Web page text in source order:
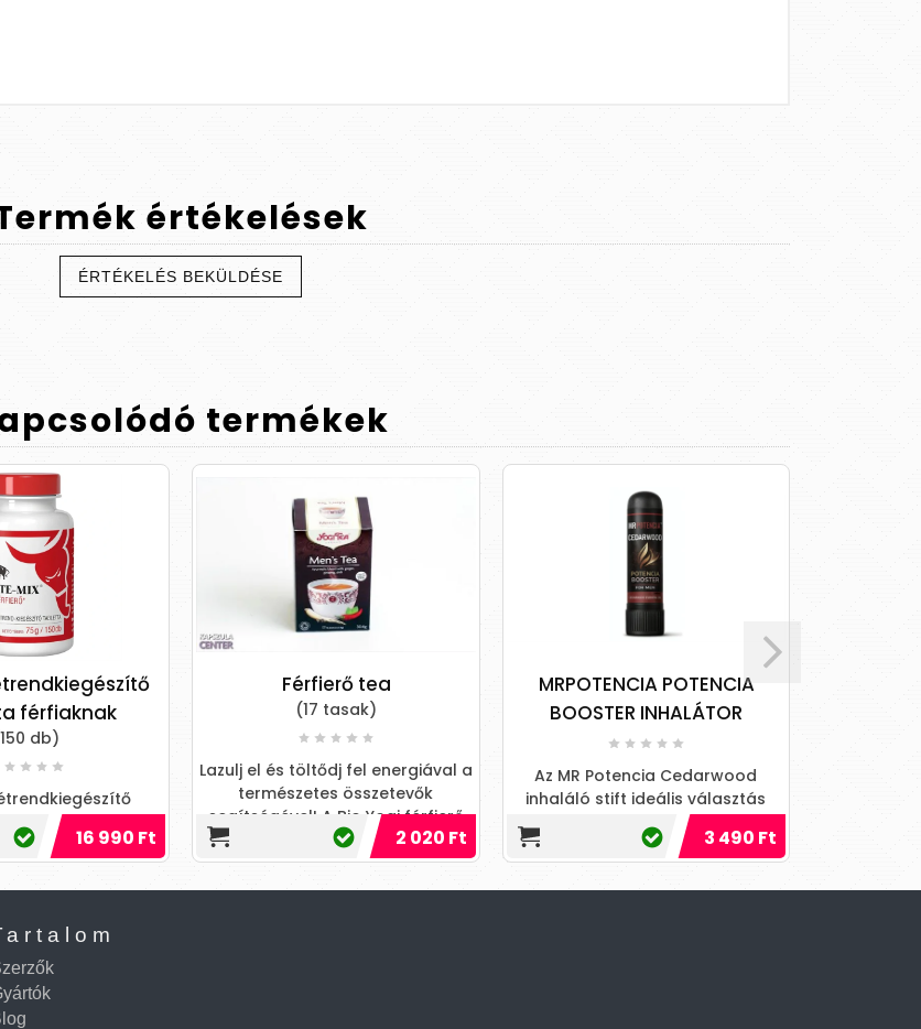
értékelések
ÉRTÉKELÉS BEKÜLDÉSE
termékek
férfiaknak
db)
férfiaknak
16 990 Ft
Férfierő tea
(17 tasak)
Lazulj el és töltődj fel energiával a
természetes összetevők
segítségével! A Bio Yogi férfierő
tea támogatja férfiasságod.
2 020 Ft
MRPOTENCIA POTENCIA
BOOSTER INHALÁTOR
Az MR Potencia Cedarwood
inhaláló stift ideális választás
azoknak, akik kedvelik a
határozott, férfias illatkarakte
3 490 Ft